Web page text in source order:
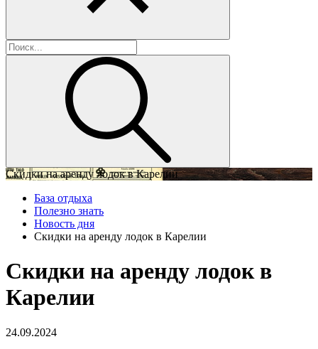
Скидки на аренду лодок в Карелии
База отдыха
Полезно знать
Новость дня
Скидки на аренду лодок в Карелии
Скидки на аренду лодок в
Карелии
24.09.2024